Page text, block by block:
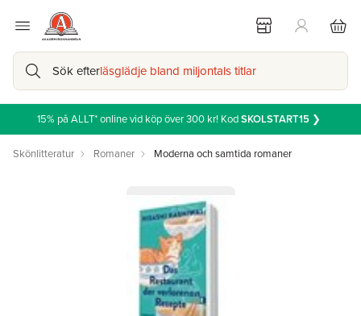
Sök efterläsglädje bland miljontals titlar
15% på ALLT* online vid köp över 300 kr! KodSKOLSTART15 ❯
Skönlitteratur Romaner Moderna och samtida romaner